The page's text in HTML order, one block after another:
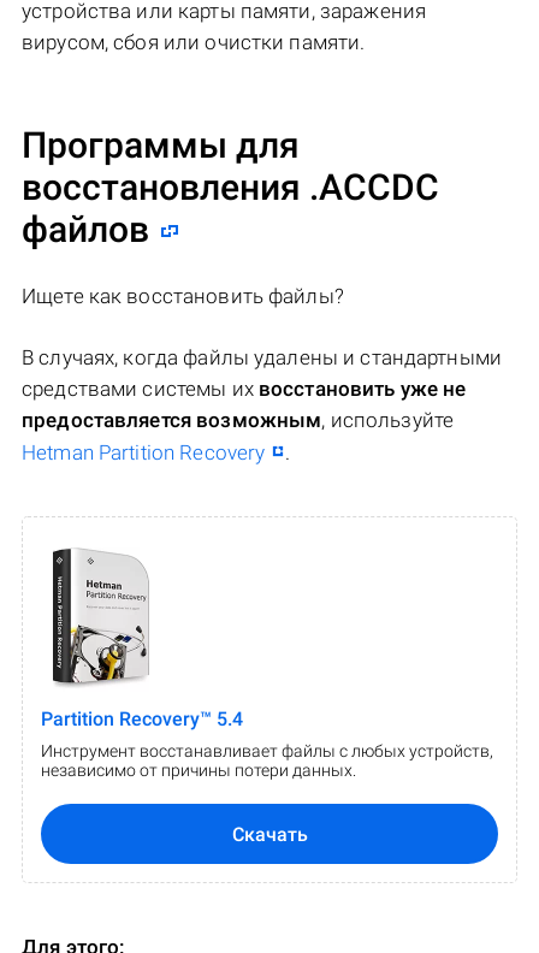
устройства или карты памяти, заражения
вирусом, сбоя или очистки памяти.
Программы для
восстановления .ACCDC
файлов
Ищете как восстановить файлы?
В случаях, когда файлы удалены и стандартными
средствами системы их восстановить уже не
предоставляется возможным, используйте
Hetman Partition Recovery
.
Partition Recovery™ 5.4
Инструмент восстанавливает файлы с любых устройств,
независимо от причины потери данных.
Скачать
Для этого: